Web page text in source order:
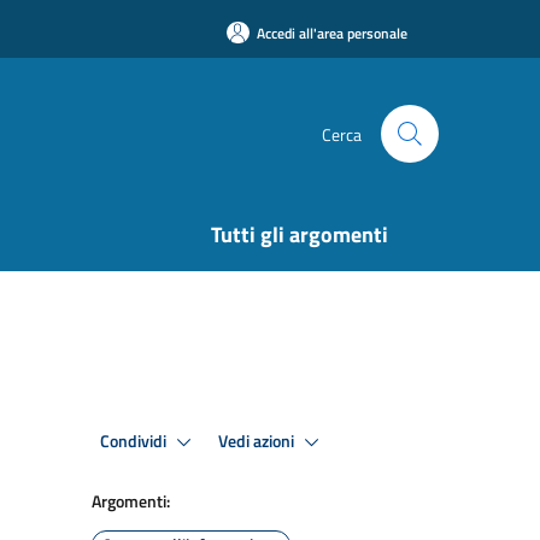
Accedi all'area personale
Cerca
Tutti gli argomenti
Condividi Vedi azioni
Argomenti: